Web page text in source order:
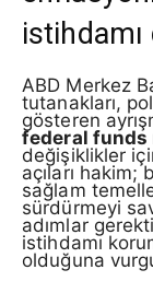
ABD Merkez
tutanakları,
gösteren
federal funds
değişiklikler
açıları hakim;
sağlam
sürdürmeyi
adımlar
istihdamı
olduğuna